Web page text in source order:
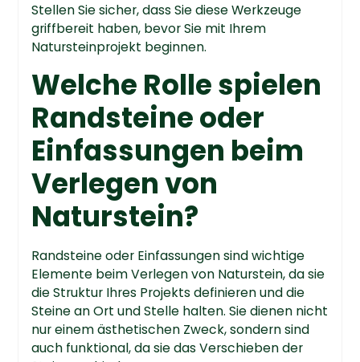
Stellen Sie sicher, dass Sie diese Werkzeuge
griffbereit haben, bevor Sie mit Ihrem
Natursteinprojekt beginnen.
Welche Rolle spielen
Randsteine oder
Einfassungen beim
Verlegen von
Naturstein?
Randsteine oder Einfassungen sind wichtige
Elemente beim Verlegen von Naturstein, da sie
die Struktur Ihres Projekts definieren und die
Steine an Ort und Stelle halten. Sie dienen nicht
nur einem ästhetischen Zweck, sondern sind
auch funktional, da sie das Verschieben der